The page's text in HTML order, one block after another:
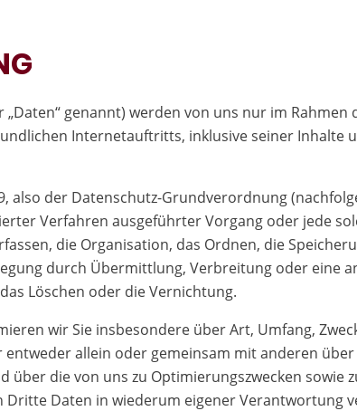
genannt) werden von uns nur im
Internetauftritts, inklusive seiner Inhalte
also der Datenschutz-Grundverordnung
Verfahren ausgeführter Vorgang oder jede
die Organisation, das Ordnen, die
durch Übermittlung, Verbreitung oder eine
Löschen oder die Vernichtung.
wir Sie insbesondere über Art, Umfang,
allein oder gemeinsam mit anderen
über die von uns zu Optimierungszwecken sowie
Daten in wiederum eigener Verantwortung